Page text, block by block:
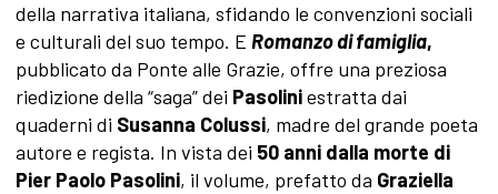
del­la narrativa italiana, sfidando le convenzioni sociali
e culturali del suo tempo. E Romanzo di famiglia,
pubblicato da Ponte alle Grazie, offre una preziosa
riedizione della “saga” dei Pasoliniestratta dai
quaderni di Susanna Colussi, madre del grande poeta
autore e regista. In vista dei 50 anni dalla morte di
Pier Paolo Pasolini, il volume, prefatto da Graziella